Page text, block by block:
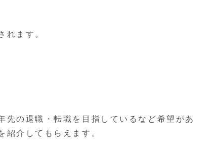
れます。
の退職・転職を目指しているなど希望があ
紹介してもらえます。